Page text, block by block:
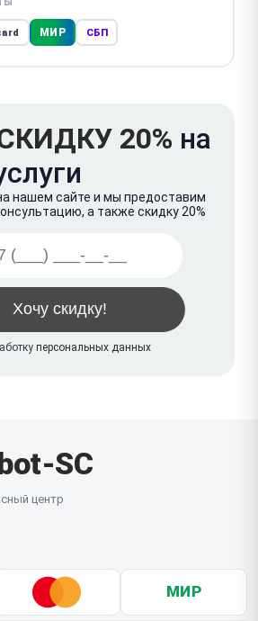
МИР СБП
20% на
нашем сайте и мы предоставим
а также скидку 20%
персональных данных
SC
центр
МИР